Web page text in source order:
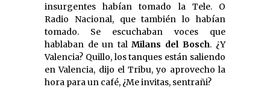
insurgentes habían tomado la Tele. O
Radio Nacional, que también lo habían
tomado. Se escuchaban voces que
hablaban de un tal Milans del Bosch. ¿Y
Valencia? Quillo, los tanques están saliendo
en Valencia, dijo el Tribu, yo aprovecho la
hora para un café, ¿Me invitas, sentrañi?